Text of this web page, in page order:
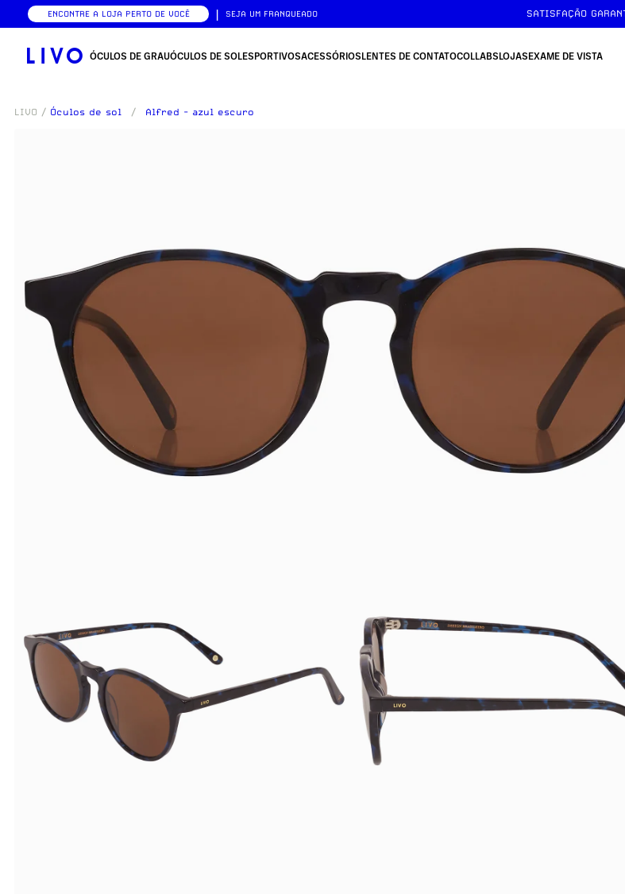
ENCONTRE A LOJA PERTO DE VOCÊ | SEJA UM FRANQUEADO SATISFAÇÃO
ÓCULOS DE GRAUÓCULOS DE SOLESPORTIVOSACESSÓRIOSLENTES DE CONTATOCOLLABSLOJASEXAME DE VISTA
LIVO / Óculos de sol / Alfred - azul escuro